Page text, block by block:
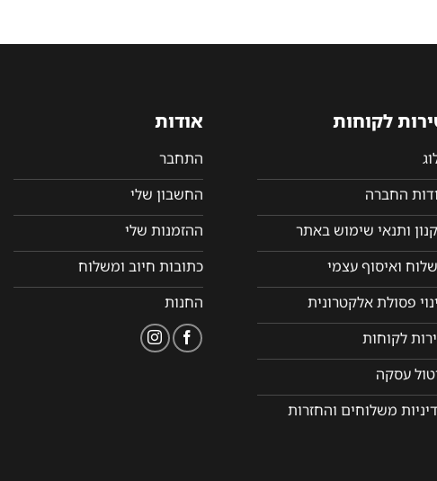
לקוחות
החברה
ותנאי שימוש באתר
ואיסוף עצמי
פסולת אלקטרונית
לקוחות
עסקה
משלוחים והחזרות
אודות
התחבר
החשבון שלי
ההזמנות שלי
כתובות חיוב ומשלוח
החנות